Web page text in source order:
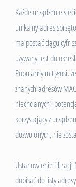
Każde urządzenie
unikalny adres
ma postać ciągu cyfr
używany jest do
Popularny mit głosi,
znanych adresów
niechcianych i
korzystający z
dozwolonych, nie
Ustanowienie filtracji
dopisać do listy